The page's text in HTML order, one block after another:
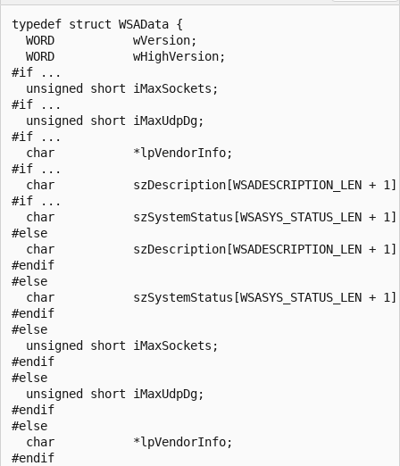
typedef struct WSAData {
  WORD           wVersion;
  WORD           wHighVersion;
#if ...
  unsigned short iMaxSockets;
#if ...
  unsigned short iMaxUdpDg;
#if ...
  char           *lpVendorInfo;
#if ...
char           szDescription[WSADESCRIPTION_LEN +
#if ...
char           szSystemStatus[WSASYS_STATUS_LEN +
#else
char           szDescription[WSADESCRIPTION_LEN +
#endif
#else
char           szSystemStatus[WSASYS_STATUS_LEN +
#endif
#else
  unsigned short iMaxSockets;
#endif
#else
  unsigned short iMaxUdpDg;
#endif
#else
  char           *lpVendorInfo;
#endif